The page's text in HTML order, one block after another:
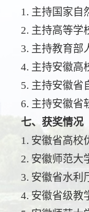
1. 主持国家自
2. 主持高等学
3. 主持教育部
4. 主持安徽高
5. 主持安徽省
6. 主持安徽省
七、获奖情况
1. 安徽省高校
2. 安徽师范大
3. 安徽省水利
4. 安徽省级教